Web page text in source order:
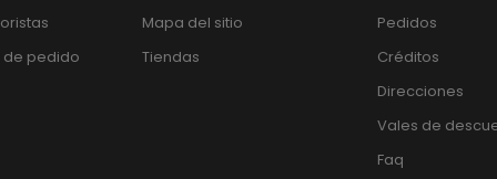
de pedido
Mapa del sitio
Tiendas
Pedidos
Créditos
Direcciones
Vales de
Faq